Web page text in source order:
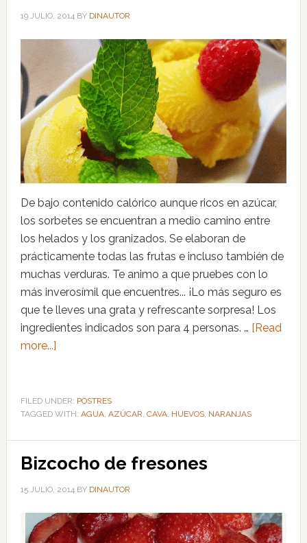
19 JULIO, 2014BY DINAUTOR
De bajo contenido calórico aunque ricos en azúcar,
los sorbetes se encuentran a medio camino entre
los helados y los granizados. Se elaboran de
prácticamente todas las frutas e incluso también de
muchas verduras. Te animo a que pruebes con lo
más inverosímil que encuentres... ¡Lo más seguro es
que te lleves una grata y refrescante sorpresa! Los
ingredientes indicados son para 4 personas. … [Read
more...]
FILED UNDER: POSTRES
TAGGED WITH: AGUA, AZÚCAR, CAVA, HUEVOS, NARANJAS
Bizcocho de fresones
15 JULIO, 2014BY DINAUTOR